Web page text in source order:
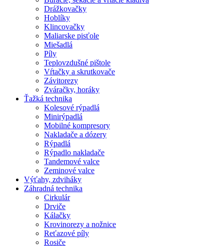
Drážkovačky
Hoblíky
Klincovačky
Maliarske pisťole
Miešadlá
Píly
Teplovzdušné pištole
Vŕtačky a skrutkovače
Závitorezy
Zváračky, horáky
Ťažká technika
Kolesové rýpadlá
Minirýpadlá
Mobilné kompresory
Nakladače a dózery
Rýpadlá
Rýpadlo nakladače
Tandemové valce
Zeminové valce
Výťahy, zdviháky
Záhradná technika
Cirkulár
Drviče
Kálačky
Krovinorezy a nožnice
Reťazové píly
Rosiče